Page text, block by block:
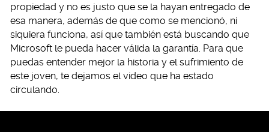
propiedad y no es justo que se la hayan entregado de
esa manera, además de que como se mencionó, ni
siquiera funciona, así que también está buscando que
Microsoft le pueda hacer válida la garantía. Para que
puedas entender mejor la historia y el sufrimiento de
este joven, te dejamos el video que ha estado
circulando.